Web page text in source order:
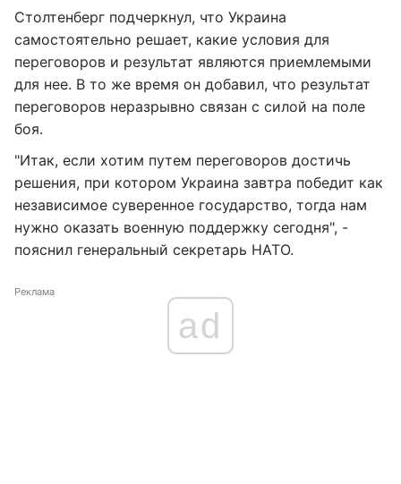
Столтенберг подчеркнул, что Украина
самостоятельно решает, какие условия для
переговоров и результат являются приемлемыми
для нее. В то же время он добавил, что результат
переговоров неразрывно связан с силой на поле
боя.
"Итак, если хотим путем переговоров достичь
решения, при котором Украина завтра победит как
независимое суверенное государство, тогда нам
нужно оказать военную поддержку сегодня", -
пояснил генеральный секретарь НАТО.
Реклама
ad